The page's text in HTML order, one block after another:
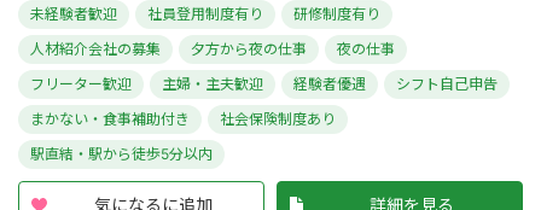
未経験者歓迎 社員登用制度有り
研修制度有り
人材紹介会社の募集
夕方から夜の仕事
夜の仕事
フリーター歓迎
主婦・主夫歓迎 経験者優遇
シフト自己申告
まかない・食事補助付き
社会保険制度あり
駅直結・駅から徒歩5分以内
気になるに追加 詳細を見る